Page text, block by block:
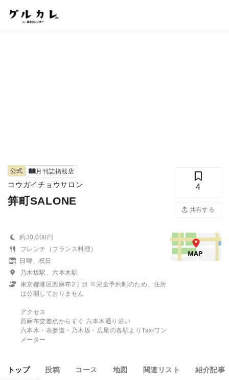
公式 月刊誌掲載店
コウガイチョウサロン
笄町SALONE
4
共有する
約30,000円
フレンチ（フランス料理）
日曜、祝日
乃木坂駅、六本木駅
東京都港区西麻布2丁目 ※完全予約制のため、住所
は公開しておりません
アクセス
西麻布交差点からすぐ 六本木通り沿い
六本木・表参道・乃木坂・広尾の各駅よりTaxiワン
メーター
トップ 投稿 コース 地図 関連リスト 紹介記事